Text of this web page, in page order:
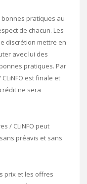
bonnes pratiques au
de chacun. Les
discrétion mettre en
avec lui des
pratiques. Par
est finale et
ne sera
/ CLiNFO peut
préavis et sans
prix et les offres